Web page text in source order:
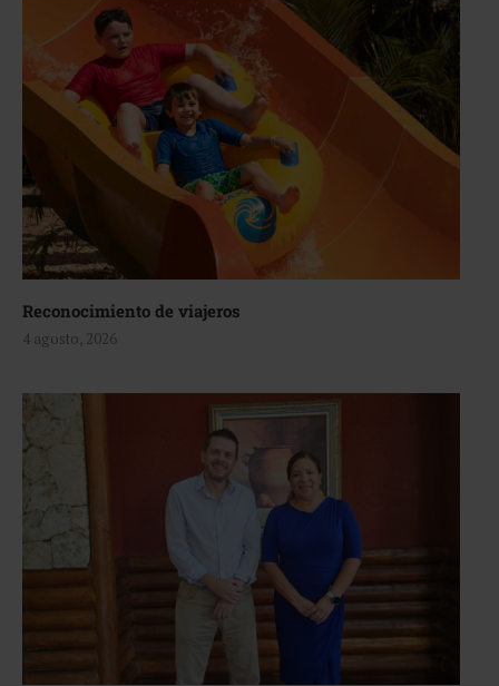
Reconocimiento de viajeros
4 agosto, 2026